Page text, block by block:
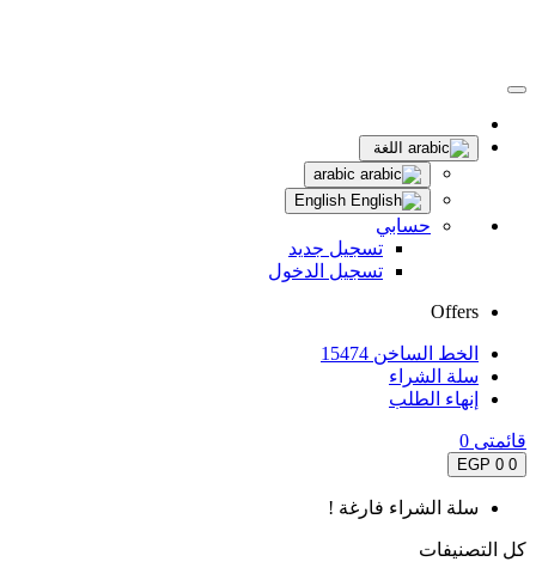
اللغة
حسابي
تسجيل جديد
تسجيل الدخول
Offers
الخط الساخن 15474
سلة الشراء
إنهاء الطلب
قائمتى 0
0
0 EGP
سلة الشراء فارغة !
كل التصنيفات